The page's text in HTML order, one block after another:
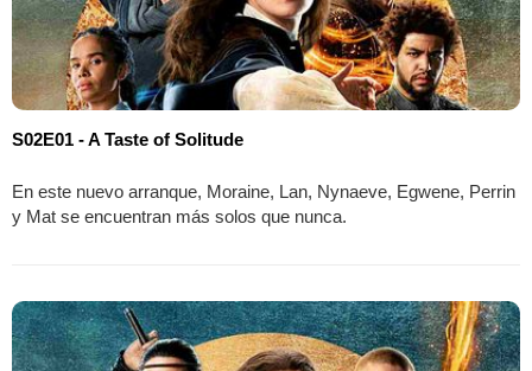
S02E01 - A Taste of Solitude
En este nuevo arranque, Moraine, Lan, Nynaeve, Egwene, Perrin
y Mat se encuentran más solos que nunca.